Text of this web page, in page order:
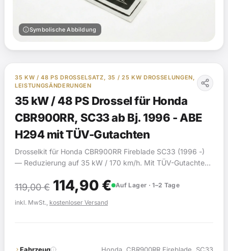
infoSymbolische Abbildung
35 KW / 48 PS DROSSELSATZ, 35 / 25 KW DROSSELUNGEN,
LEISTUNGSÄNDERUNGEN
35 kW / 48 PS Drossel für Honda
CBR900RR, SC33 ab Bj. 1996 - ABE
H294 mit TÜV-Gutachten
Drosselkit für Honda CBR900RR Fireblade SC33 (1996 -)
— Reduzierung auf 35 kW / 170 km/h. Mit TÜV-Gutachten
119,00€ Ursprünglicher
Preis
114,90 €Aktueller
Auf Lager · 1–2 Tage
inkl. MwSt., kostenloser Versand